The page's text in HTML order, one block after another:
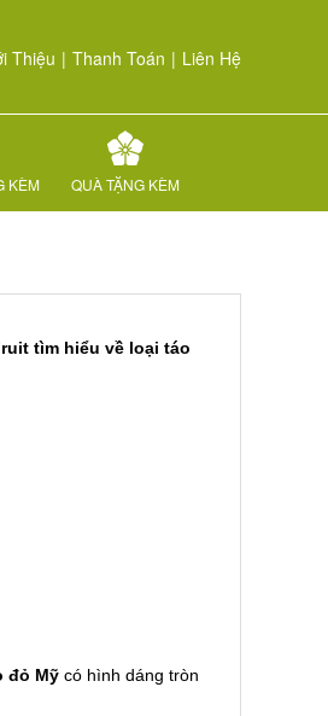
Thiệu | Thanh Toán | Liên Hệ
KÈM QUÀ TẶNG KÈM
tìm hiểu về loại táo
đỏ Mỹ có hình dáng tròn